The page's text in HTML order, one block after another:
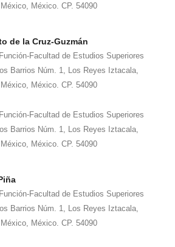
México. CP. 54090
de la Cruz-Guzmán
Facultad de Estudios Superiores
Barrios Núm. 1, Los Reyes Iztacala,
México. CP. 54090
Facultad de Estudios Superiores
Barrios Núm. 1, Los Reyes Iztacala,
México. CP. 54090
Facultad de Estudios Superiores
Barrios Núm. 1, Los Reyes Iztacala,
México. CP. 54090